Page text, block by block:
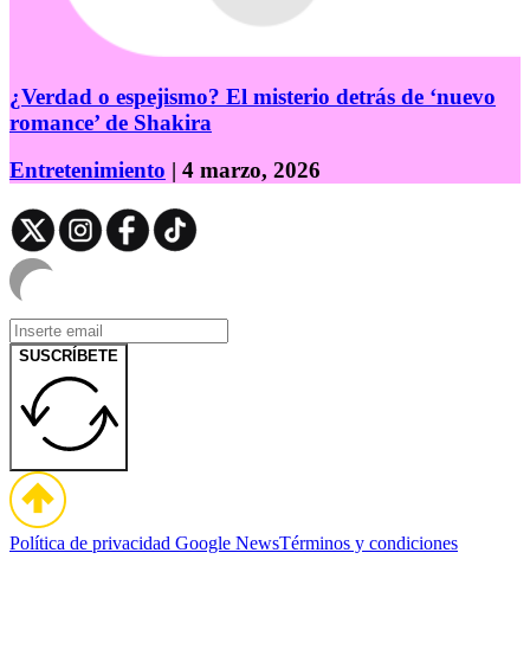
¿Verdad o espejismo? El misterio detrás de ‘nuevo
romance’ de Shakira
Entretenimiento | 4 marzo, 2026
SUSCRÍBETE
Política de privacidad Google NewsTérminos y condiciones